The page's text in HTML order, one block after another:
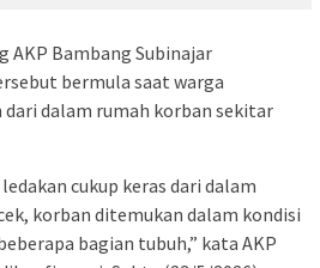
AKP Bambang Subinajar
bermula saat warga
dari dalam rumah korban sekitar
cukup keras dari dalam
korban ditemukan dalam kondisi
bagian tubuh,” kata AKP